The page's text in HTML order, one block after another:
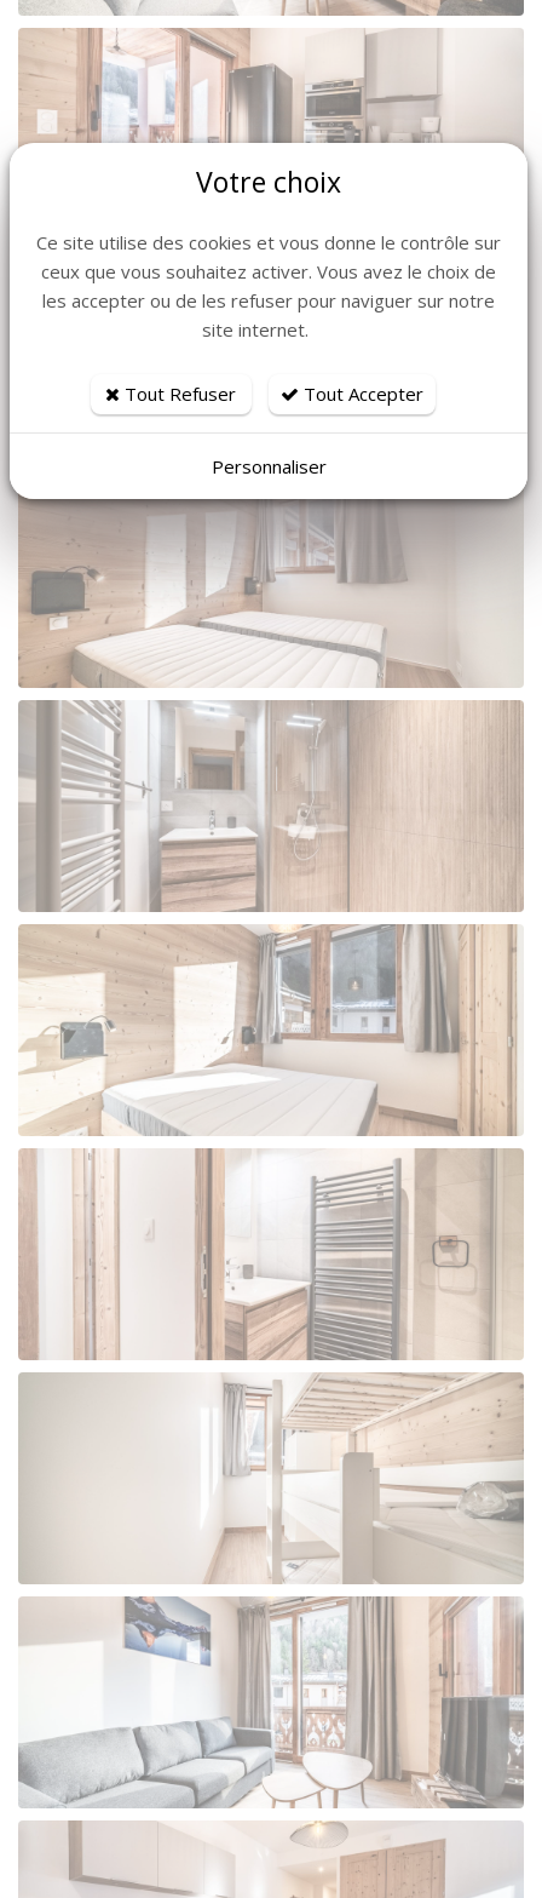
Votre choix
Ce site utilise des cookies et vous donne le contrôle sur
ceux que vous souhaitez activer. Vous avez le choix de
les accepter ou de les refuser pour naviguer sur notre
site internet.
Tout Refuser Tout Accepter
Personnaliser